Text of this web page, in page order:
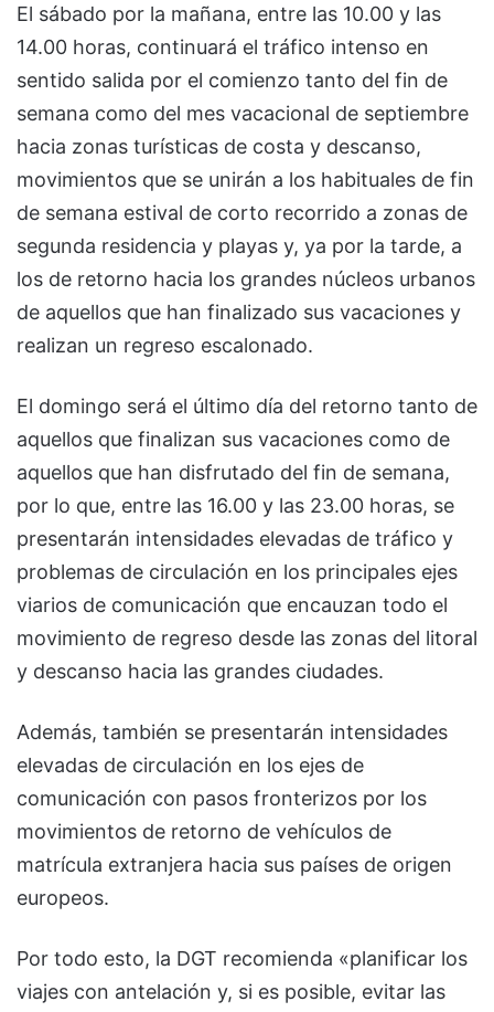
El sábado por la mañana, entre las 10.00 y las
14.00 horas, continuará el tráfico intenso en
sentido salida por el comienzo tanto del fin de
semana como del mes vacacional de septiembre
hacia zonas turísticas de costa y descanso,
movimientos que se unirán a los habituales de fin
de semana estival de corto recorrido a zonas de
segunda residencia y playas y, ya por la tarde, a
los de retorno hacia los grandes núcleos urbanos
de aquellos que han finalizado sus vacaciones y
realizan un regreso escalonado.
El domingo será el último día del retorno tanto de
aquellos que finalizan sus vacaciones como de
aquellos que han disfrutado del fin de semana,
por lo que, entre las 16.00 y las 23.00 horas, se
presentarán intensidades elevadas de tráfico y
problemas de circulación en los principales ejes
viarios de comunicación que encauzan todo el
movimiento de regreso desde las zonas del litoral
y descanso hacia las grandes ciudades.
Además, también se presentarán intensidades
elevadas de circulación en los ejes de
comunicación con pasos fronterizos por los
movimientos de retorno de vehículos de
matrícula extranjera hacia sus países de origen
europeos.
Por todo esto, la DGT recomienda «planificar los
viajes con antelación y, si es posible, evitar las